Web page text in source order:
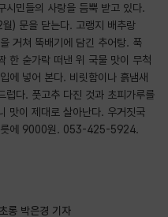
시민들의 사랑을 듬뿍 받고 있다.
) 문을 닫는다. 고랭지 배추랑
거쳐 뚝배기에 담긴 추어탕. 푹
한 숟가락 떠낸 위 국물 맛이 무척
에 넣어 본다. 비릿함이나 흙냄새
럽다. 풋고추 다진 것과 초피가루를
맛이 제대로 살아난다. 우거짓국
릇에 9000원. 053-425-5924.
롱 박은경 기자